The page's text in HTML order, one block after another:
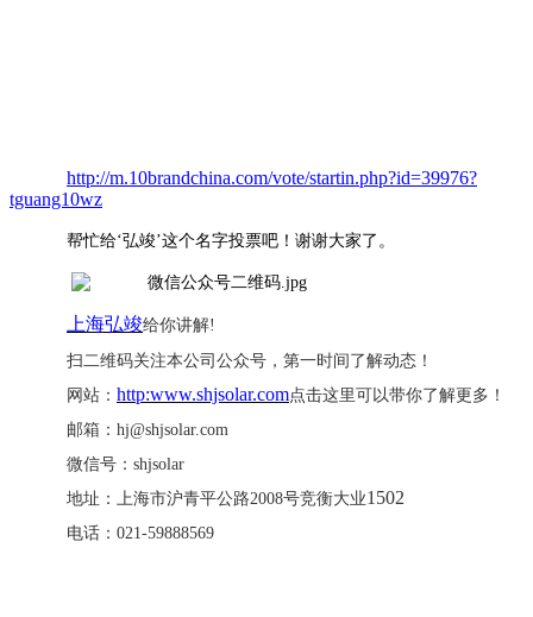
http://m.10brandchina.com/vote/startin.php?id=39976?
tguang10wz
帮忙给‘弘竣’这个名字投票吧！谢谢大家了。
上海弘竣给你讲解!
扫二维码关注本公司公众号，第一时间了解动态！
网站： http:www.shjsolar.com点击这里可以带你了解更多！
邮箱： hj@shjsolar.com
微信号： shjsolar
地址：上海市沪青平公路2008号竞衡大业1502
电话： 021-59888569